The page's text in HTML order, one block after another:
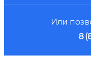
Или
8